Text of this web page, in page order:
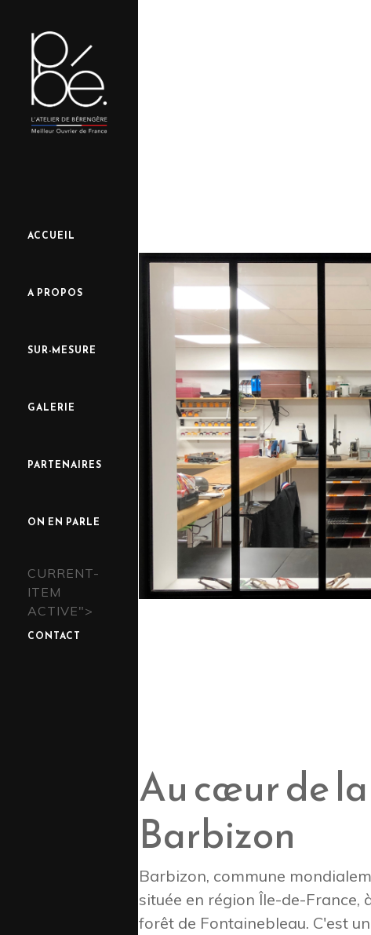
ACCUEIL
A PROPOS
SUR-MESURE
GALERIE
PARTENAIRES
ON EN PARLE
CURRENT-
ITEM
ACTIVE">
CONTACT
Au cœur de
Barbizon
Barbizon, commune
située en région Île-de-France,
forêt de Fontainebleau. C'est